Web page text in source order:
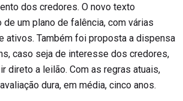
dos credores. O novo texto
de um plano de falência, com várias
ativos. Também foi proposta a dispensa
caso seja de interesse dos credores,
direto a leilão. Com as regras atuais,
dura, em média, cinco anos.